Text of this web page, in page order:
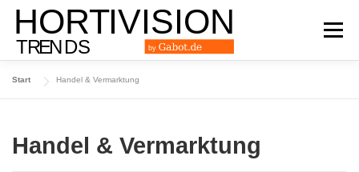
Zum
Inhalt
springen
Menü
DAS TRENDMAGAZIN
AUSGABE 2023 AUSGABE 2022 ARCHIV
Start Handel & Vermarktung
Handel & Vermarktung